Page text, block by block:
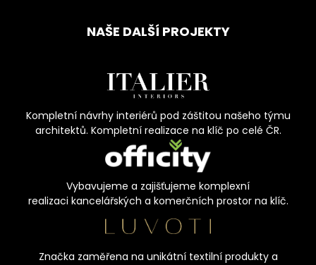
NAŠE DALŠÍ PROJEKTY
Kompletní návrhy interiérů pod záštitou našeho týmu
architektů. Kompletní realizace na klíč po celé ČR.
Vybavujeme a zajišťujeme komplexní
realizaci kancelářských a komerčních prostor na klíč.
Značka zaměřena na unikátní textilní produkty a